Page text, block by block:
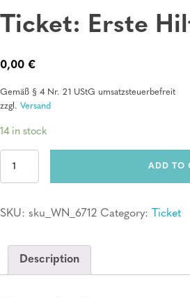
Ticket: Erste
0,00 €
Gemäß § 4 Nr. 21 UStG umsatzsteuerbefreit
zzgl. Versand
14 in stock
Ticket:
quantity
ADD TO
SKU: sku_WN_6712 Category: Ticket
Description